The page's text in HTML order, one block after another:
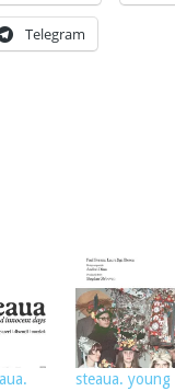
Telegram
steaua.